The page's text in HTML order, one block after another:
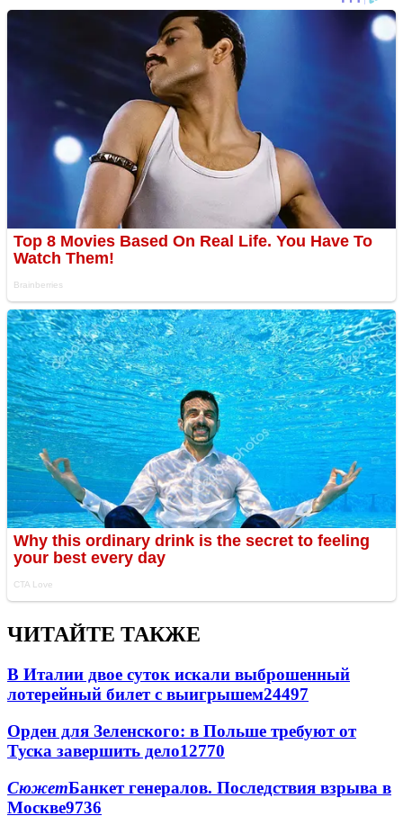
ЧИТАЙТЕ ТАКЖЕ
В Италии двое суток искали выброшенный
лотерейный билет с выигрышем24497
Орден для Зеленского: в Польше требуют от
Туска завершить дело12770
СюжетБанкет генералов. Последствия взрыва в
Москве9736